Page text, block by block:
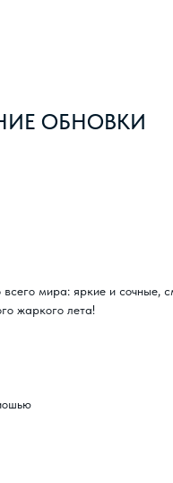
ОБНОВКИ
всего мира: яркие и сочные,
жаркого лета!